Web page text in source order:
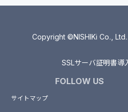
Copyright ©NISHIKi Co.,
SSLサーバ証明書導
FOLLOW US
サイトマップ